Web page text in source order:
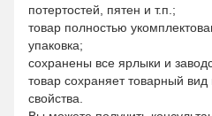
потертостей, пятен и т.п.;
товар полностью
упаковка;
сохранены все ярлыки и
товар сохраняет товарный вид
свойства.